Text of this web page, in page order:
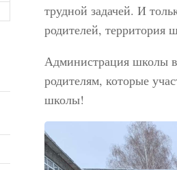
трудной задачей. И
родителей, территория
Администрация школы
родителям, которые
школы!